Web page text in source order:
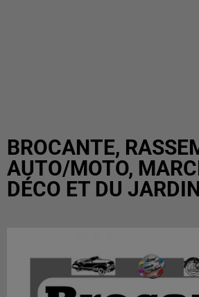
BROCANTE,
AUTO/MOTO,
DÉCO ET DU